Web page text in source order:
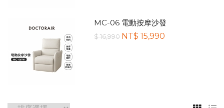
MC-06 電動按摩沙發
$ 16,990 NT$ 15,990